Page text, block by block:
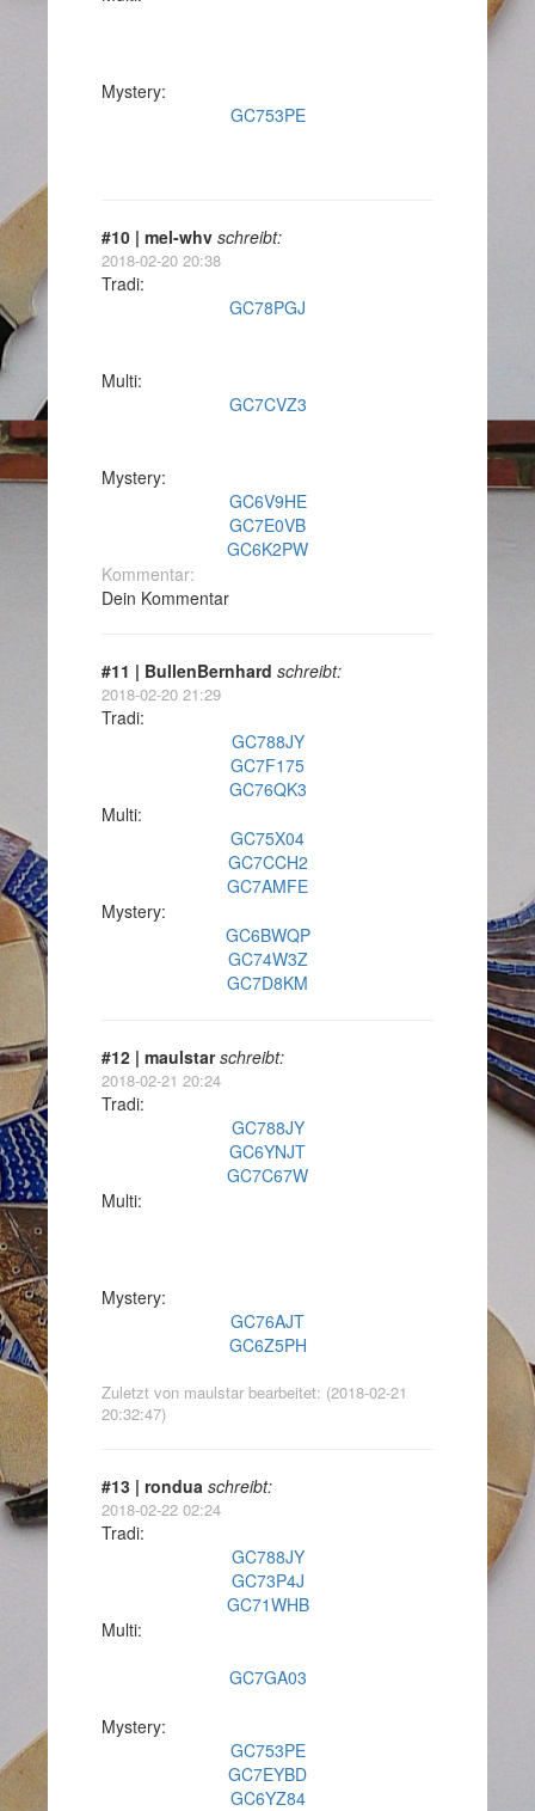
Mystery:
GC753PE
#10 | mel-whv schreibt:
2018-02-20 20:38
Tradi:
GC78PGJ
Multi:
GC7CVZ3
Mystery:
GC6V9HE
GC7E0VB
GC6K2PW
Kommentar:
Dein Kommentar
#11 | BullenBernhard schreibt:
2018-02-20 21:29
Tradi:
GC788JY
GC7F175
GC76QK3
Multi:
GC75X04
GC7CCH2
GC7AMFE
Mystery:
GC6BWQP
GC74W3Z
GC7D8KM
#12 | maulstarschreibt:
2018-02-21 20:24
Tradi:
GC788JY
GC6YNJT
GC7C67W
Multi:
Mystery:
GC76AJT
GC6Z5PH
Zuletzt von maulstar bearbeitet: (2018-02-21
20:32:47)
#13 | rondua schreibt:
2018-02-22 02:24
Tradi:
GC788JY
GC73P4J
GC71WHB
Multi:
GC7GA03
Mystery:
GC753PE
GC7EYBD
GC6YZ84